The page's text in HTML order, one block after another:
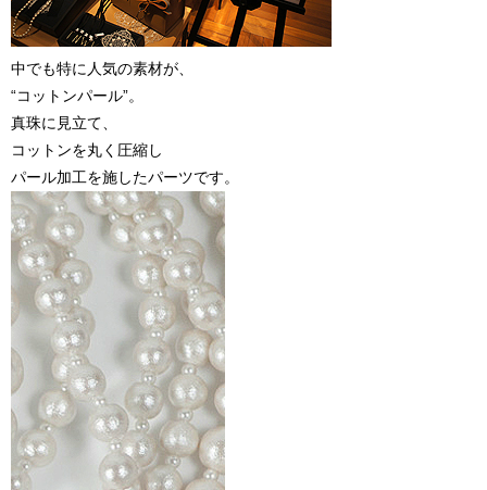
中でも特に人気の素材が、
“コットンパール”。
真珠に見立て、
コットンを丸く圧縮し
パール加工を施したパーツです。